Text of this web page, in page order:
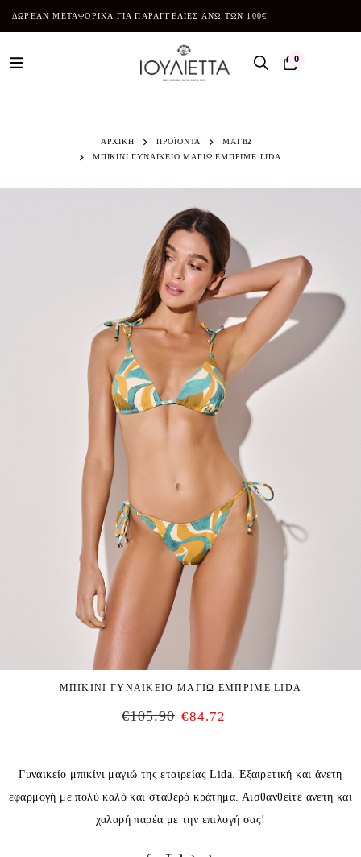
ΔΩΡΕΑΝ ΜΕΤΑΦΟΡΙΚΑ ΓΙΑ ΠΑΡΑΓΓΕΛΙΕΣ ΑΝΩ ΤΩΝ 100€
0
ΑΡΧΙΚΗ ΠΡΟΪΌΝΤΑ
ΜΑΓΙΩ
ΜΠΙΚΙΝΙ ΓΥΝΑΙΚΕΙΟ ΜΑΓΙΩ ΕΜΠΡΙΜΕ LIDA
ΜΠΙΚΙΝΙ ΓΥΝΑΙΚΕΙΟ ΜΑΓΙΩ ΕΜΠΡΙΜΕ LIDA
€105.90 €84.72
Γυναικείο μπικίνι μαγιώ της εταιρείας Lida. Εξαιρετική και άνετη
εφαρμογή με πολύ καλό και σταθερό κράτημα. Αισθανθείτε άνετη και
χαλαρή παρέα με την επιλογή σας!